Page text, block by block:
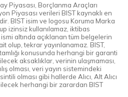
Piyasası, Borçlanma Araçları
Piyasası verileri BIST kaynaklı en
BIST isim ve logosu Koruma Marka
izinsiz kullanılamaz, iktibas
altında açıklanan tüm belgelerin
olup, tekrar yayınlanamaz. BIST,
konusunda herhangi bir garanti
aksaklıklar, verinin ulaşmaması,
olması, veri yayın sistemindeki
olması gibi hallerde Alıcı, Alt Alıcı
herhangi bir zarardan BIST